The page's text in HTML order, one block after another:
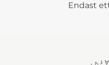
Endast